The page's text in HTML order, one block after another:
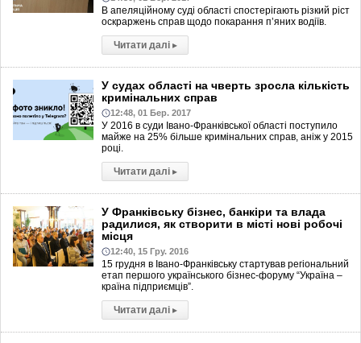
В апеляційному суді області спостерігають різкий ріст
оскраржень справ щодо покарання п’яних водіїв.
Читати далі ▸
У судах області на чверть зросла кількість
кримінальних справ
12:48, 01 Бер. 2017
У 2016 в суди Івано-Франківської області поступило
майже на 25% більше кримінальних справ, аніж у 2015
році.
Читати далі ▸
У Франківську бізнес, банкіри та влада
радилися, як створити в місті нові робочі
місця
12:40, 15 Гру. 2016
15 грудня в Івано-Франківську стартував регіональний
етап першого українського бізнес-форуму “Україна –
країна підприємців”.
Читати далі ▸